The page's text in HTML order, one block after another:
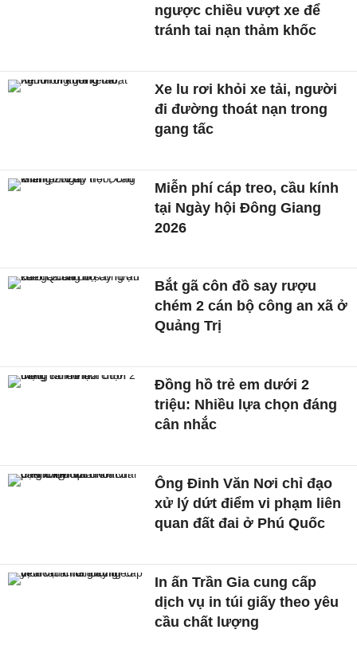
ngược chiều vượt xe để
tránh tai nạn thảm khốc
Xe lu rơi khỏi xe tải, người
đi đường thoát nạn trong
gang tấc
Miễn phí cáp treo, cầu kính
tại Ngày hội Đông Giang
2026
Bắt gã côn đồ say rượu
chém 2 cán bộ công an xã ở
Quảng Trị
Đồng hồ trẻ em dưới 2
triệu: Nhiều lựa chọn đáng
cân nhắc
Ông Đinh Văn Nơi chỉ đạo
xử lý dứt điểm vi phạm liên
quan đất đai ở Phú Quốc
In ấn Trần Gia cung cấp
dịch vụ in túi giấy theo yêu
cầu chất lượng